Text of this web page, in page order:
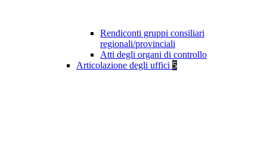
Rendiconti gruppi consiliari
regionali/provinciali
Atti degli organi di controllo
Articolazione degli uffici 5